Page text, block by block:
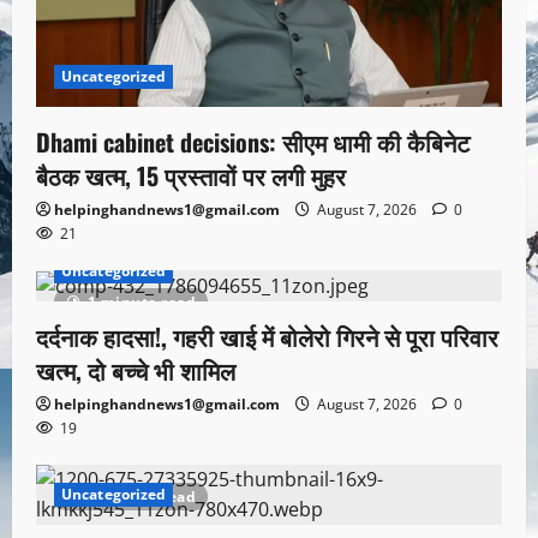
Uncategorized
Dhami cabinet decisions: सीएम धामी की कैबिनेट
बैठक खत्म, 15 प्रस्तावों पर लगी मुहर
helpinghandnews1@gmail.com August 7, 2026
0
21
1 minute read
Uncategorized
दर्दनाक हादसा!, गहरी खाई में बोलेरो गिरने से पूरा परिवार
खत्म, दो बच्चे भी शामिल
helpinghandnews1@gmail.com August 7, 2026
0
19
1 minute read
Uncategorized